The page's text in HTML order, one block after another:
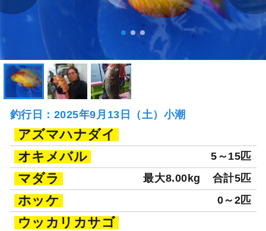
釣行日：2025年9月13日（土）小潮
アズマハナダイ
オキメバル
5～15匹
マダラ 最大8.00kg 合計5匹
ホッケ 0～2匹
ウッカリカサゴ